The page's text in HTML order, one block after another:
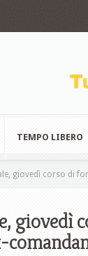
TEMPO LIBERO
giovedì corso di
giovedì